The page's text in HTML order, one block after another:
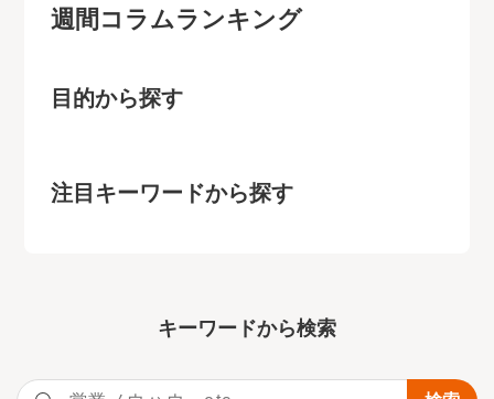
週間コラムランキング
目的から探す
注目キーワードから探す
キーワー ドから検索